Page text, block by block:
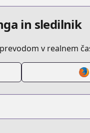
in sledilnik
v realnem